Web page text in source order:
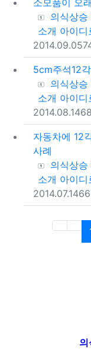
등록자의식상승
소개 아이디
등록일
2014.09.05
5cm주석12
등록자의식상승
소개 아이디
등록일
2014.08.14조
자동차에 12
사례
등록자의식상승
소개 아이디
등록일
2014.07.14조